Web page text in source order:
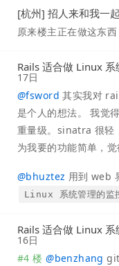
[杭州] 招人来和我一
原来楼主正在做这东
Rails 适合做 Linux 系
17日
@fsword 其实我对
是个人的想法。 我觉
重量级。sinatra 很轻
为我要的功能简单，
@bhuztez 用到 web
Linux 系统管理的监
Rails 适合做 Linux 系
16日
#4 楼 @benzhang